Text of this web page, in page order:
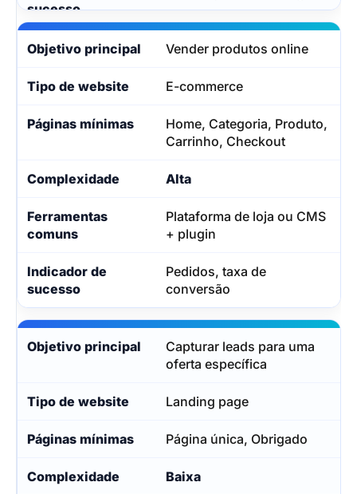
Vender produtos online
E-commerce
Home, Categoria, Produto,
Carrinho, Checkout
Alta
Plataforma de loja ou CMS
+ plugin
Pedidos, taxa de
conversão
Capturar leads para uma
oferta específica
Landing page
Página única, Obrigado
Baixa